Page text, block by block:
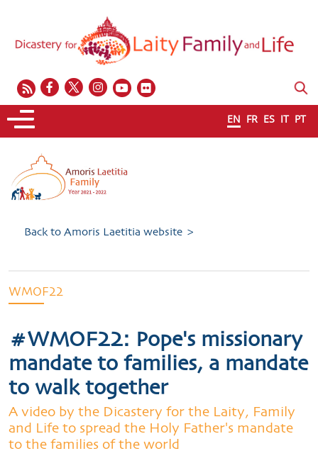
EN FR ES IT PT
Back to Amoris Laetitia website >
WMOF22
#WMOF22: Pope's missionary
mandate to families, a mandate
to walk together
A video by the Dicastery for the Laity, Family
and Life to spread the Holy Father's mandate
to the families of the world